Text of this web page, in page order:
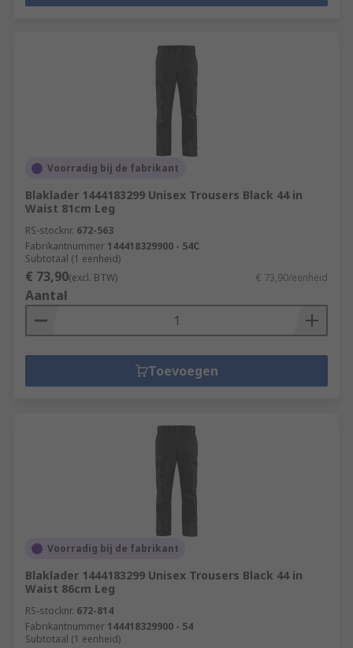
Voorradig bij de fabrikant
Blaklader 1444183299 Unisex Trousers Black 44 in
Waist 81cm Leg
RS-stocknr. 672-563
Fabrikantnummer 144418329900 - 54C
Subtotaal (1 eenheid)
€ 73,90(excl. BTW) € 73,90/eenheid
Aantal
Toevoegen
Voorradig bij de fabrikant
Blaklader 1444183299 Unisex Trousers Black 44 in
Waist 86cm Leg
RS-stocknr. 672-814
Fabrikantnummer 144418329900 - 54
Subtotaal (1 eenheid)